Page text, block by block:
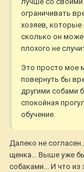
ограничивать
хозяев, которые
сколько он
плохого не
Это просто мое
повернуть бы
другими собами
спокойная
обучение.
Далеко не
щенка... Выше уже
собаками... И что из